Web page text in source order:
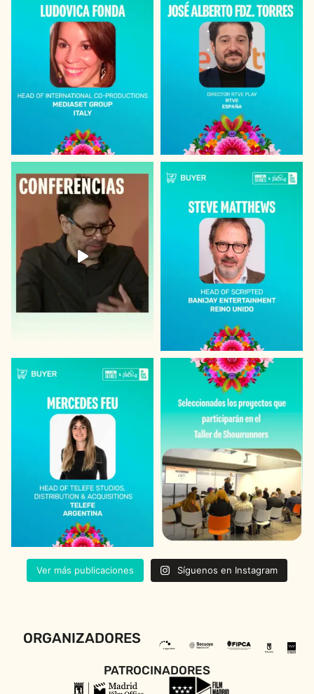
Ver más publicaciones Síguenos en Instagram
ORGANIZADORES
PATROCINADORES